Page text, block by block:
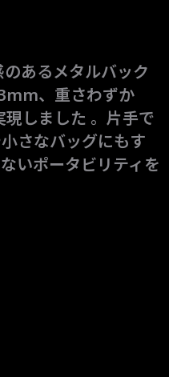
あるメタルバック
、重さわずか
しました 。片手で
さなバッグにもす
いポータビリティを